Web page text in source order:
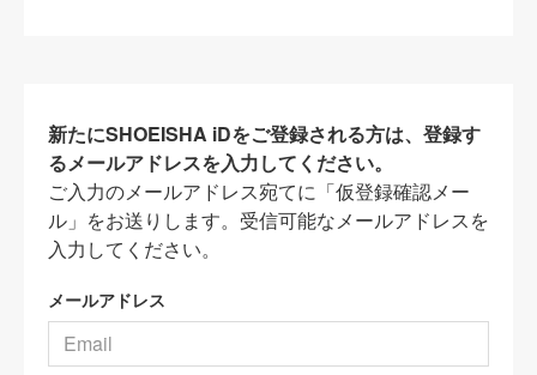
新たにSHOEISHA iDをご登録される方は、登録す
るメールアドレスを入力してください。
ご入力のメールアドレス宛てに「仮登録確認メー
ル」をお送りします。受信可能なメールアドレスを
入力してください。
メールアドレス